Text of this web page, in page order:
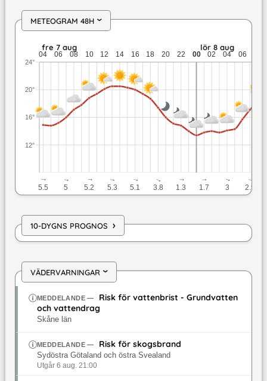
METEOGRAM 48H ›
fre 7 aug: 20,5 till 14 grader: ingen nederbörd: upp till 5,7
fre 7 aug lör 8 aug
04 06 08 10 12 14 16 18 20 22 00 02 04 06
12°
16°
20°
24°
↓
5.5
↓
5
↓
5.2
↓
5.3
↓
5.1
↓
3.8
↓
1.3
↓
1.7
↓
3
↓
2.9
10-DYGNS PROGNOS ›
VÄDERVARNINGAR›
MEDDELANDE—
Risk för vattenbrist - Grundvatten
och vattendrag
Skåne län
MEDDELANDE— Risk för skogsbrand
Sydöstra Götaland och östra Svealand
Utgår 6 aug. 21:00